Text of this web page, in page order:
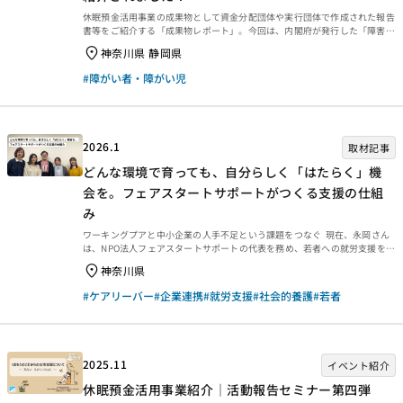
休眠預金活用事業の成果物として資金分配団体や実行団体で作成された報告
書等をご紹介する「成果物レポート」。今回は、内閣府が発行した「障害者
白書」（令和８年版）の中で、実行団体の事業の概要が掲載されましたの
で、その掲載箇所について紹介します。 障害者白書とは？ 障害者白書は、
障害者基本法（昭和45年法律第84号）第13条に基づき、平成6年から政府
が毎年国会に提出する「障害者のために講じた施策の概況に関する報告書」
神奈川県 静岡県
#障がい者・障がい児
2026.1 取材記事
どんな環境で育っても、自分らしく「はたらく」機
会を。フェアスタートサポートがつくる支援の仕組
み
ワーキングプアと中小企業の人手不足という課題をつなぐ 現在、永岡さん
は、NPO法人フェアスタートサポートの代表を務め、若者への就労支援を行
っています。主な内容としては、児童養護施設や里親家庭で暮らす子どもた
ちや暮らしていた若者たちへのキャリア教育、就労体験や職場見学の機会を
提供するなど。こうした若者への総合的な就労支援はどのようにして誕生し
たのでしょうか。 永岡鉄平さん（以下、永岡）「私は大学卒業後、人材ビ
る業務に携わる中で、中小企業の人手不足の深刻化、特に若年層の採用に苦
神奈川県
#ケアリーバー#企業連携#就労支援#社会的養護#若者
2025.11 イベント紹介
休眠預金活用事業紹介｜活動報告セミナー第四弾